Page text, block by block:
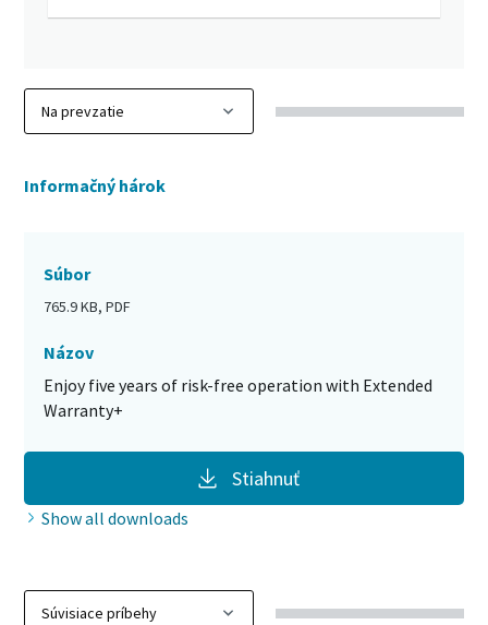
Informačný hárok
Súbor
765.9 KB, PDF
Názov
Enjoy five years of risk-free operation with Extended
Warranty+
Stiahnuť
Show all downloads